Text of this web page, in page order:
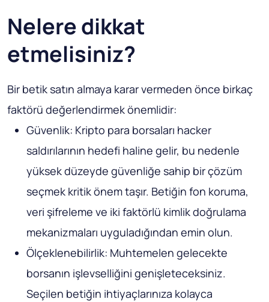
Nelere dikkat
etmelisiniz?
Bir betik satın almaya karar vermeden önce birkaç
faktörü değerlendirmek önemlidir:
Güvenlik: Kripto para borsaları hacker
saldırılarının hedefi haline gelir, bu nedenle
yüksek düzeyde güvenliğe sahip bir çözüm
seçmek kritik önem taşır. Betiğin fon koruma,
veri şifreleme ve iki faktörlü kimlik doğrulama
mekanizmaları uyguladığından emin olun.
Ölçeklenebilirlik: Muhtemelen gelecekte
borsanın işlevselliğini genişleteceksiniz.
Seçilen betiğin ihtiyaçlarınıza kolayca